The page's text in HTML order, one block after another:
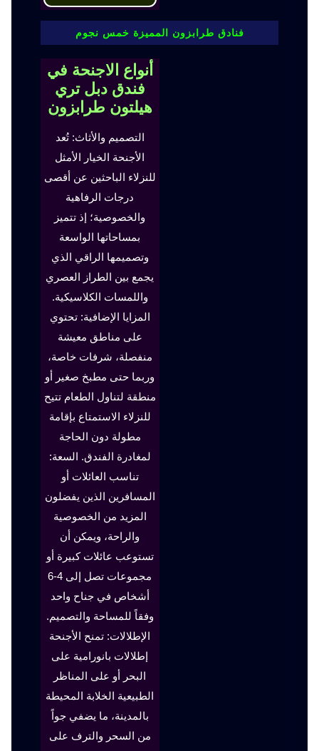
فنادق طرابزون المميزة خمس نجوم
أنواع الاجنحة في
فندق دبل تري
هيلتون طرابزون
التصميم والأثاث: تُعد
الأجنحة الخيار الأمثل
للنزلاء الباحثين عن أقصى
درجات الرفاهية
والخصوصية؛ إذ تتميز
بمساحاتها الواسعة
وتصميمها الراقي الذي
يجمع بين الطراز العصري
واللمسات الكلاسيكية.
المزايا الإضافية: تحتوي
على مناطق معيشة
منفصلة، شرفات خاصة،
وربما حتى مطبخ صغير أو
منطقة لتناول الطعام تتيح
للنزلاء الاستمتاع بإقامة
مطولة دون الحاجة
لمغادرة الفندق. السعة:
تناسب العائلات أو
المسافرين الذين يفضلون
المزيد من الخصوصية
والراحة، ويمكن أن
تستوعب عائلات كبيرة أو
مجموعات تصل إلى 4-6
أشخاص في جناح واحد
وفقاً للمساحة والتصميم.
الإطلالات: تمنح الأجنحة
إطلالات بانورامية على
البحر أو على المناظر
الطبيعية الخلابة المحيطة
بالمدينة، ما يضفي جواً
من السحر والترف على